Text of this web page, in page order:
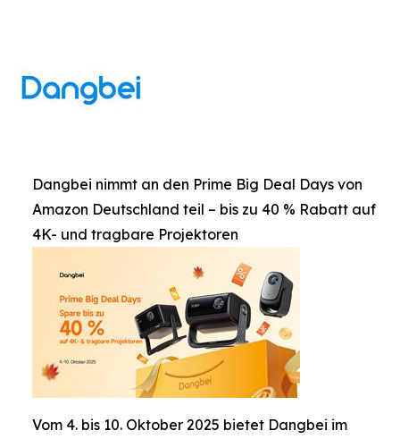
Dangbei nimmt an den Prime Big Deal Days von
Amazon Deutschland teil – bis zu 40 % Rabatt auf
4K- und tragbare Projektoren
Vom 4. bis 10. Oktober 2025 bietet Dangbei im